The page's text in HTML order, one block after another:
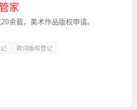
家
余载，美术作品版权申请。
歌词版权登记